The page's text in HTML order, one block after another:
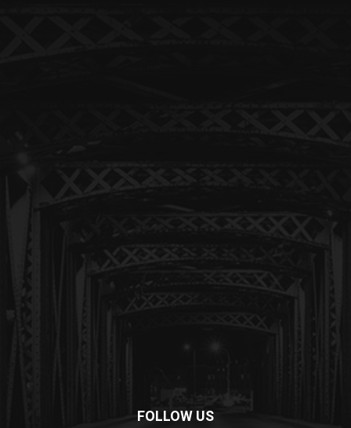
FOLLOW US